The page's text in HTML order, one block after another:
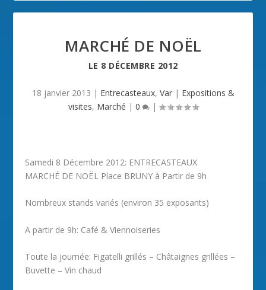
MARCHÉ DE NOËL
LE 8 DÉCEMBRE 2012
18 janvier 2013 | Entrecasteaux, Var| Expositions &
visites, Marché | 0 |
Samedi 8 Décembre 2012: ENTRECASTEAUX
MARCHÉ DE NOËL Place BRUNY à Partir de 9h
Nombreux stands variés (environ 35 exposants)
A partir de 9h: Café & Viennoiseries
Toute la journée: Figatelli grillés – Châtaignes grillées –
Buvette – Vin chaud